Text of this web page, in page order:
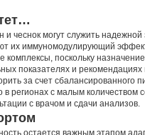
чеснок могут служить
их иммуномодулирующий
комплексы, поскольку
показателях и
за счет сбалансированного
в регионах с малым количеством
с врачом и сдачи анализов.
остается важным этапом